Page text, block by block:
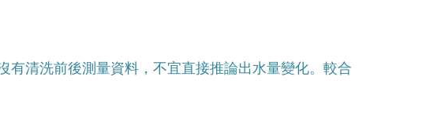
清洗前後測量資料，不宜直接推論出水量變化。較合